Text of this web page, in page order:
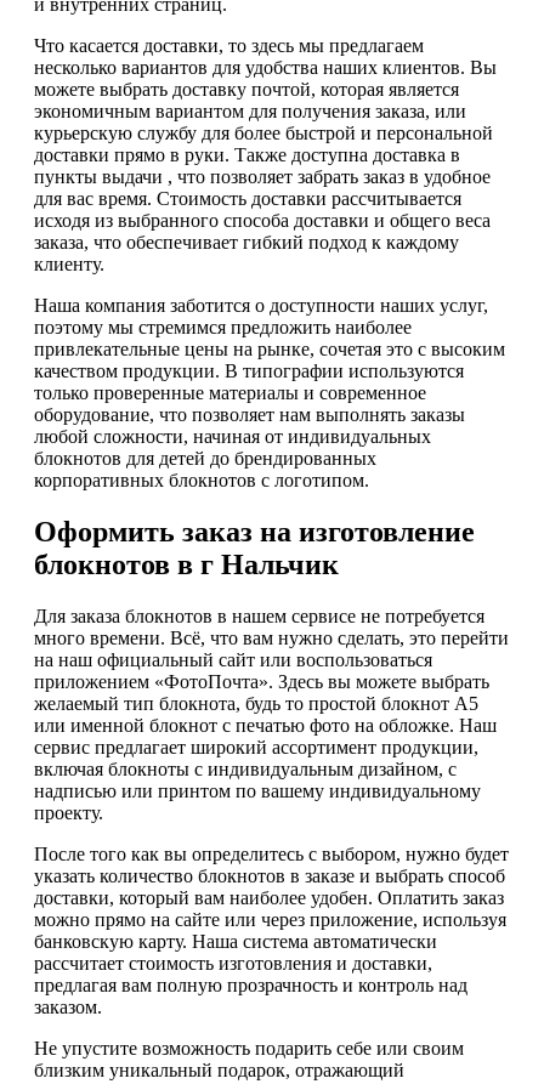
Что касается доставки, то здесь мы предлагаем
несколько вариантов для удобства наших клиентов. Вы
можете выбрать доставку почтой, которая является
экономичным вариантом для получения заказа, или
курьерскую службу для более быстрой и персональной
доставки прямо в руки. Также доступна доставка в
пункты выдачи , что позволяет забрать заказ в удобное
для вас время. Стоимость доставки рассчитывается
исходя из выбранного способа доставки и общего веса
заказа, что обеспечивает гибкий подход к каждому
клиенту.
Наша компания заботится о доступности наших услуг,
поэтому мы стремимся предложить наиболее
привлекательные цены на рынке, сочетая это с высоким
качеством продукции. В типографии используются
только проверенные материалы и современное
оборудование, что позволяет нам выполнять заказы
любой сложности, начиная от индивидуальных
блокнотов для детей до брендированных
корпоративных блокнотов с логотипом.
Оформить заказ на изготовление
блокнотов в г Нальчик
Для заказа блокнотов в нашем сервисе не потребуется
много времени. Всё, что вам нужно сделать, это перейти
на наш официальный сайт или воспользоваться
приложением «ФотоПочта». Здесь вы можете выбрать
желаемый тип блокнота, будь то простой блокнот А5
или именной блокнот с печатью фото на обложке. Наш
сервис предлагает широкий ассортимент продукции,
включая блокноты с индивидуальным дизайном, с
надписью или принтом по вашему индивидуальному
проекту.
После того как вы определитесь с выбором, нужно будет
указать количество блокнотов в заказе и выбрать способ
доставки, который вам наиболее удобен. Оплатить заказ
можно прямо на сайте или через приложение, используя
банковскую карту. Наша система автоматически
рассчитает стоимость изготовления и доставки,
предлагая вам полную прозрачность и контроль над
заказом.
Не упустите возможность подарить себе или своим
близким уникальный подарок, отражающий